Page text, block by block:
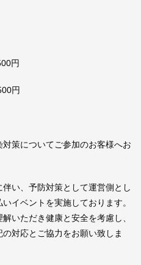
円
円
対策についてご参加のお客様へお
い、予防対策として運営側とし
イベントを実施しております。
いただき健康と安全を考慮し、
対応とご協力をお願い致しま